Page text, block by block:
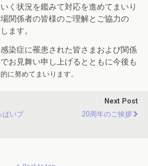
く状況を鑑みて対応を進めてまいり
関係者の皆様のご理解とご協力の
ます。
染症に罹患された皆さまおよび関係
お見舞い申し上げるとともに今後も
的に努めてまいります。
ぱいプ
Next Post
20周年のご挨拶